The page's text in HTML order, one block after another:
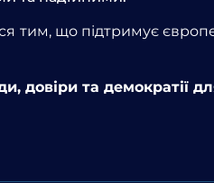
тим, що підтримує
довіри та демократії